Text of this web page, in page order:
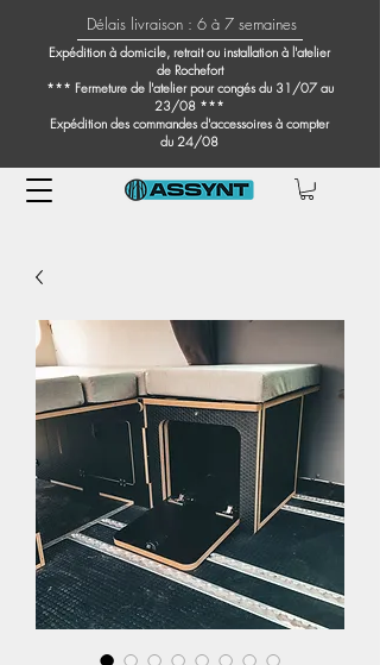
Délais livraison : 6 à 7 semaines
Expédition à domicile, retrait ou installation à l'atelier
de Rochefort
*** Fermeture de l'atelier pour congés du 31/07 au
23/08 ***
Expédition des commandes d'accessoires à compter
du 24/08